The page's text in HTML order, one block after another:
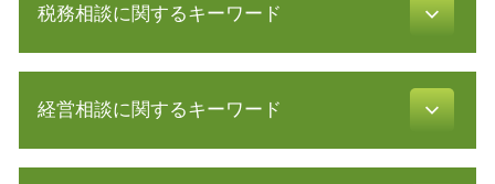
会社設立後 手続き
合同会社 資本金
補助金 交付申請書
株式会社 設立 条件
税務相談に関するキーワード
確定申告 申告漏れ
所得税 種類
経営相談に関するキーワード